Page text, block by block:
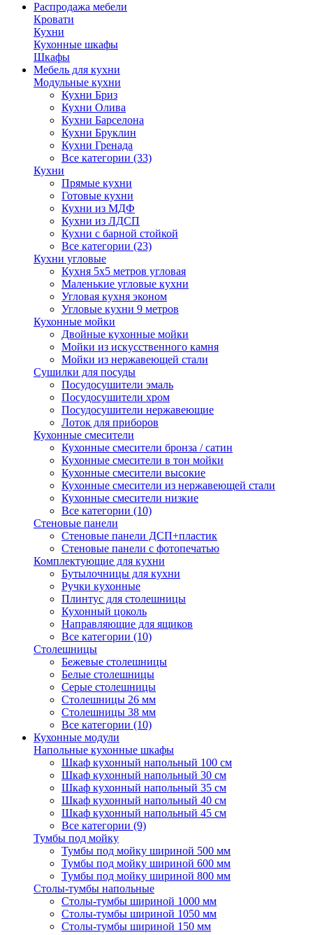
Распродажа мебели
Кровати
Кухни
Кухонные шкафы
Шкафы
Мебель для кухни
Модульные кухни
Кухни Бриз
Кухни Олива
Кухни Барселона
Кухни Бруклин
Кухни Гренада
Все категории (33)
Кухни
Прямые кухни
Готовые кухни
Кухни из МДФ
Кухни из ЛДСП
Кухни с барной стойкой
Все категории (23)
Кухни угловые
Кухня 5х5 метров угловая
Маленькие угловые кухни
Угловая кухня эконом
Угловые кухни 9 метров
Кухонные мойки
Двойные кухонные мойки
Мойки из искусственного камня
Мойки из нержавеющей стали
Сушилки для посуды
Посудосушители эмаль
Посудосушители хром
Посудосушители нержавеющие
Лоток для приборов
Кухонные смесители
Кухонные смесители бронза / сатин
Кухонные смесители в тон мойки
Кухонные смесители высокие
Кухонные смесители из нержавеющей стали
Кухонные смесители низкие
Все категории (10)
Стеновые панели
Стеновые панели ДСП+пластик
Стеновые панели с фотопечатью
Комплектующие для кухни
Бутылочницы для кухни
Ручки кухонные
Плинтус для столешницы
Кухонный цоколь
Направляющие для ящиков
Все категории (10)
Столешницы
Бежевые столешницы
Белые столешницы
Серые столешницы
Столешницы 26 мм
Столешницы 38 мм
Все категории (10)
Кухонные модули
Напольные кухонные шкафы
Шкаф кухонный напольный 100 см
Шкаф кухонный напольный 30 см
Шкаф кухонный напольный 35 см
Шкаф кухонный напольный 40 см
Шкаф кухонный напольный 45 см
Все категории (9)
Тумбы под мойку
Тумбы под мойку шириной 500 мм
Тумбы под мойку шириной 600 мм
Тумбы под мойку шириной 800 мм
Столы-тумбы напольные
Столы-тумбы шириной 1000 мм
Столы-тумбы шириной 1050 мм
Столы-тумбы шириной 150 мм